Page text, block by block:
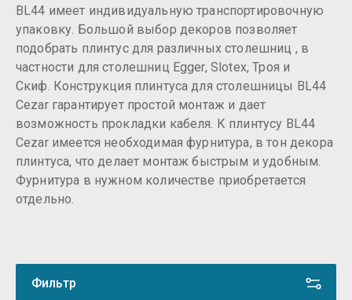
BL44 имеет индивидуальную транспортировочную
упаковку. Большой выбор декоров позволяет
подобрать плинтус для различных столешниц , в
частности для столешниц Egger, Slotex, Троя и
Скиф. Конструкция плинтуса для столешницы BL44
Cezar гарантирует простой монтаж и дает
возможность прокладки кабеля. К плинтусу BL44
Cezar имеется необходимая фурнитура, в тон декора
плинтуса, что делает монтаж быстрым и удобным.
Фурнитура в нужном количестве приобретается
отдельно.
Фильтр